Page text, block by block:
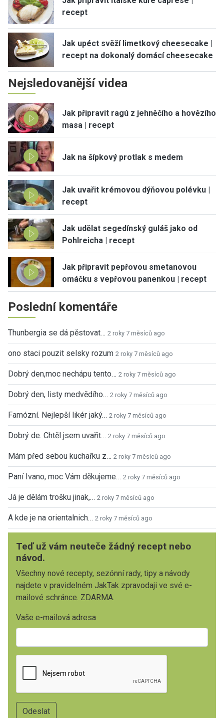
recept
Jak upéct svěží limetkový cheesecake |
recept na dokonalý domácí cheesecake
Nejsledovanější videa
Jak připravit ragú z jehněčího a hovězího
masa | recept
Jak na šípkový protlak s medem
Jak uvařit krémovou dýňovou polévku |
recept
Jak udělat segedínský guláš jako od
Pohlreicha | recept
Jak připravit pepřovou smetanovou
omáčku s vepřovou panenkou | recept
Poslední komentáře
Thunbergia se dá pěstovat… 2 roky 7 měsíců ago
ono staci pouzit selsky rozum 2 roky 7 měsíců ago
Dobrý den,moc nechápu tento… 2 roky 7 měsíců ago
Dobrý den, listy medvědího… 2 roky 7 měsíců ago
Famózní. Nejlepší likér jaký… 2 roky 7 měsíců ago
Dobrý de. Chtěl jsem uvařit… 2 roky 7 měsíců ago
Mám před sebou kuchařku z… 2 roky 7 měsíců ago
Paní Ivano, moc Vám děkujeme… 2 roky 7 měsíců ago
Já je dělám trošku jinak,… 2 roky 7 měsíců ago
A kde je na orientalnich… 2 roky 7 měsíců ago
Teď už vám neuteče žádný recept nebo
návod.
Všechny nové recepty, sezónní rady, tipy a návody
najdete v pravidelném JakTak zpravodaji ve své e-
mailové schránce. ZDARMA.
Vaše e-mailová adresa